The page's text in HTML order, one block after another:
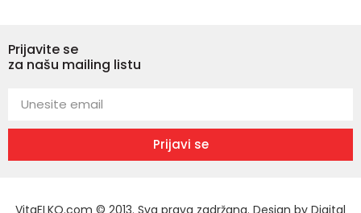
Prijavite se
za našu mailing listu
Prijavi se
VitaELKO.com © 2013. Sva prava zadržana. Design by Digital